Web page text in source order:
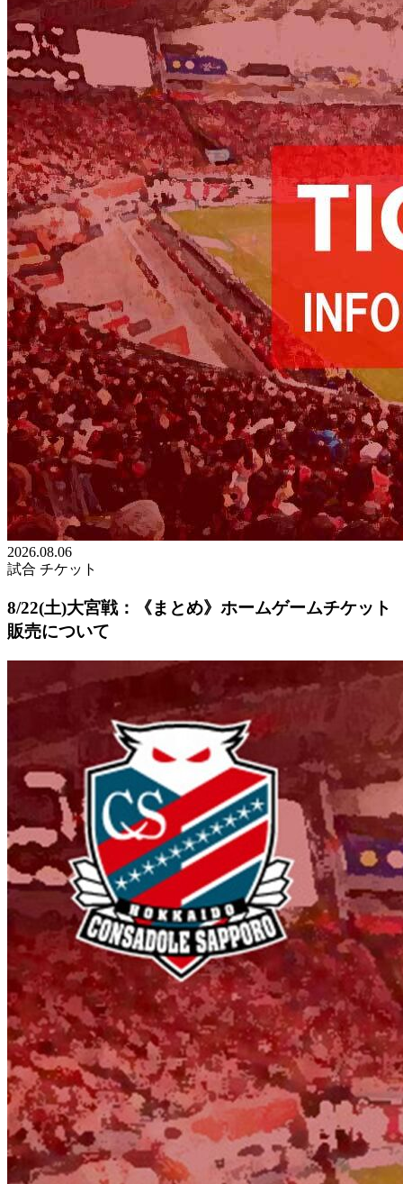
2026.08.06
試合 チケット
8/22(土)大宮戦：《まとめ》ホームゲームチケット
販売について